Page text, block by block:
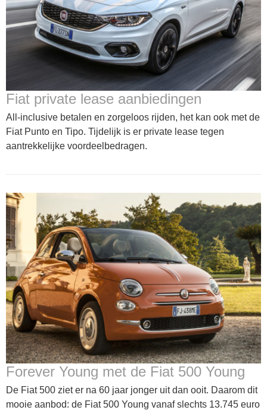
Fiat private lease aanbiedingen
All-inclusive betalen en zorgeloos rijden, het kan ook met de
Fiat Punto en Tipo. Tijdelijk is er private lease tegen
aantrekkelijke voordeelbedragen.
Forever Young met de Fiat 500 Young
De Fiat 500 ziet er na 60 jaar jonger uit dan ooit. Daarom dit
mooie aanbod: de Fiat 500 Young vanaf slechts 13.745 euro